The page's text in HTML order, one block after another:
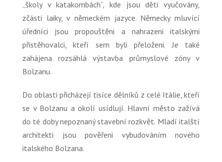
„školy v katakombách“, kde jsou děti vyučovány,
zčásti laiky, v německém jazyce. Německy mluvící
úředníci jsou propouštěni a nahrazeni italskými
přistěhovalci, kteří sem byli přeloženi. Je také
zahájena rozsáhlá výstavba průmyslové zóny v
Bolzanu.
Do oblasti přicházejí tisíce dělníků z celé Itálie, kteří
se v Bolzanu a okolí usídlují. Hlavní město zažívá
do té doby nepoznaný stavební rozkvět. Mladí italští
architekti jsou pověřeni vybudováním nového
italského Bolzana.